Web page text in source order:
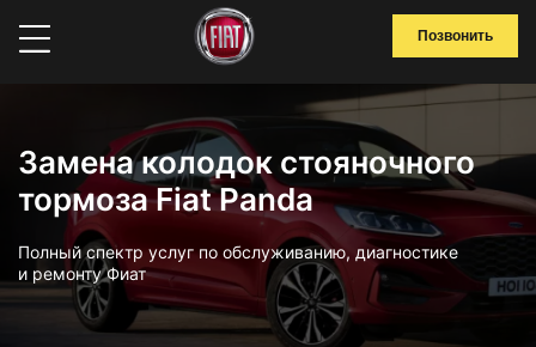
Позвонить
Замена колодок стояночного
тормоза Fiat Panda
Полный спектр услуг по обслуживанию, диагностике
и ремонту Фиат